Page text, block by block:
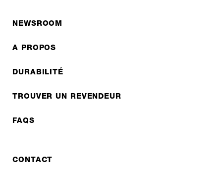
NEWSROOM
A PROPOS
DURABILITÉ
TROUVER UN REVENDEUR
FAQS
CONTACT